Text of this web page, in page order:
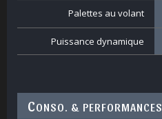
Palettes au volant
Puissance dynamique
CONSO. & PERFORMANCES